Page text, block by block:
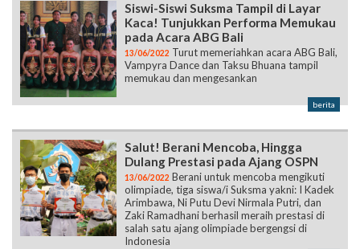
Siswi-Siswi Suksma Tampil di Layar
Kaca! Tunjukkan Performa Memukau
pada Acara ABG Bali
13/06/2022 Turut memeriahkan acara ABG Bali,
Vampyra Dance dan Taksu Bhuana tampil
memukau dan mengesankan
berita
Salut! Berani Mencoba, Hingga
Dulang Prestasi pada Ajang OSPN
13/06/2022 Berani untuk mencoba mengikuti
olimpiade, tiga siswa/i Suksma yakni: I Kadek
Arimbawa, Ni Putu Devi Nirmala Putri, dan
Zaki Ramadhani berhasil meraih prestasi di
salah satu ajang olimpiade bergengsi di
Indonesia